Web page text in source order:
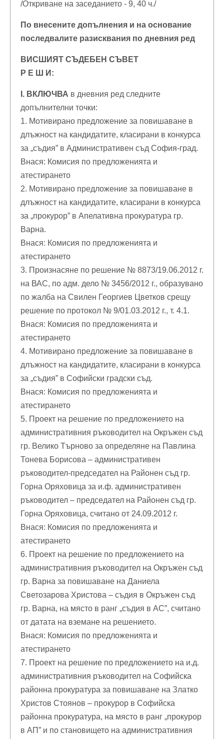
/Откриване на заседанието - 9, 40 ч./
По внесените допълнения и на основание
последвалите разисквания по дневния ред
ВИСШИЯТ СЪДЕБЕН СЪВЕТ
Р Е Ш И:
І. ВКЛЮЧВА в дневния ред следните
допълнителни точки:
1. Мотивирано предложение за повишаване в
длъжност на кандидатите, класирани в конкурса
за „съдия” в Административен съд София-град.
Внася: Комисия по предложенията и
атестирането
2. Мотивирано предложение за повишаване в
длъжност на кандидатите, класирани в конкурса
за „прокурор” в Апелативна прокуратура гр.
Варна.
Внася: Комисия по предложенията и
атестирането
3. Произнасяне по решение № 8873/19.06.2012 г.
на ВАС, по адм. дело № 3456/2012 г., образувано
по жалба на Свилен Георгиев Цветков срещу
решение по протокол № 9/01.03.2012 г., т. 4.1.
Внася: Комисия по предложенията и
атестирането
4. Мотивирано предложение за повишаване в
длъжност на кандидатите, класирани в конкурса
за „съдия” в Софийски градски съд.
Внася: Комисия по предложенията и
атестирането
5. Проект на решение по предложението на
административния ръководител на Окръжен съд
гр. Велико Търново за определяне на Павлина
Тонева Борисова – административен
ръководител-председател на Районен съд гр.
Горна Оряховица за и.ф. административен
ръководител – председател на Районен съд гр.
Горна Оряховица, считано от 24.09.2012 г.
Внася: Комисия по предложенията и
атестирането
6. Проект на решение по предложението на
административния ръководител на Окръжен съд
гр. Варна за повишаване на Даниела
Светозарова Христова – съдия в Окръжен съд
гр. Варна, на място в ранг „съдия в АС”, считано
от датата на вземане на решението.
Внася: Комисия по предложенията и
атестирането
7. Проект на решение по предложението на и.д.
административния ръководител на Софийска
районна прокуратура за повишаване на Златко
Христов Стоянов – прокурор в Софийска
районна прокуратура, на място в ранг „прокурор
в АП” и по становището на административния